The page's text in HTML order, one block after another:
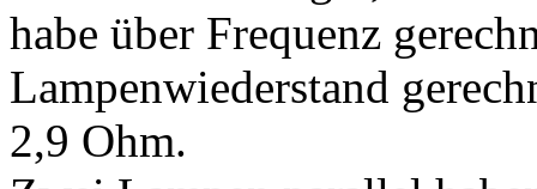
habe über Frequenz
Lampenwiederstand
2,9 Ohm.